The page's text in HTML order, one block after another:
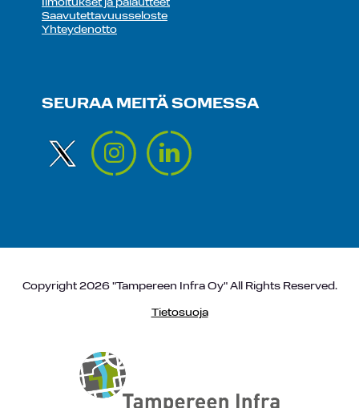
Ilmoitukset ja palautteet
Saavutettavuusseloste
Yhteydenotto
SEURAA MEITÄ SOMESSA
Copyright 2026 "Tampereen Infra Oy" All Rights Reserved.
Tietosuoja